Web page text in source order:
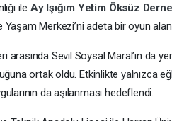
ile Ay Işığım Yetim Öksüz
Merkezi’ni adeta bir oyun
arasında Sevil Soysal Maral’ın da
ortak oldu. Etkinlikte yalnızca
da aşılanması hedeflendi.